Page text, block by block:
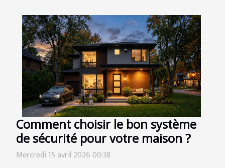
Comment choisir le bon système
de sécurité pour votre maison ?
Mercredi 15 avril 2026 00:38